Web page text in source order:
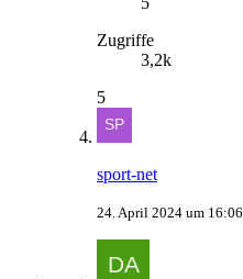
Zugriffe
3,2k
5
sport-net
24. April 2024 um 16:06